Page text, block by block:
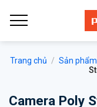
qua
Trang chủ / Sản phẩm
Camera Poly